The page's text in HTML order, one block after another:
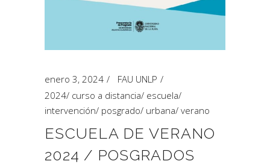
enero 3, 2024
FAU UNLP
2024/ curso a distancia/ escuela/
intervención/ posgrado/ urbana/ verano
ESCUELA DE VERANO
2024 / POSGRADOS